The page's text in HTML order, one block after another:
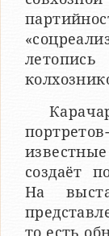
создаёт
На
то есть